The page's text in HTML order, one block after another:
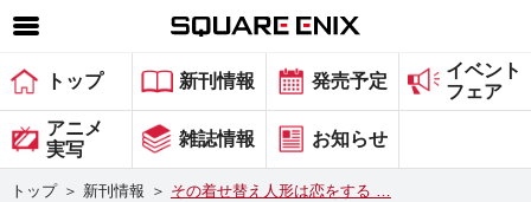
SQUARE ENIX 公式サイトメニュー
ゲーム
マガジン＆ブックス
トップ 新刊情報 発売予定
イベント
フェア
アニメ
実写
雑誌情報 お知らせ
トップ ＞ 新刊情報 ＞ その着せ替え人形は恋をする …